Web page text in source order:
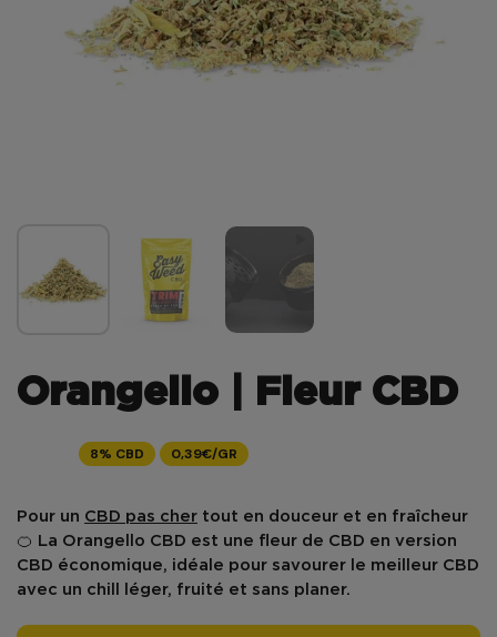
Orangello | Fleur CBD
8% CBD 0,39€/GR
Pour un CBD pas cher tout en douceur et en fraîcheur
🍊 La Orangello CBD est une fleur de CBD en version
CBD économique, idéale pour savourer le meilleur CBD
avec un chill léger, fruité et sans planer.